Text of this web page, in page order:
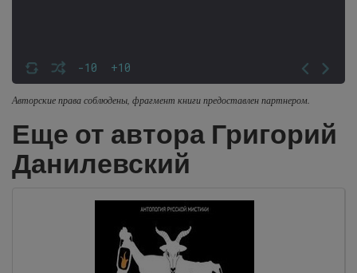
-10 +10
Авторские права соблюдены, фрагмент книги предоставлен партнером.
Еще от автора Григорий
Данилевский